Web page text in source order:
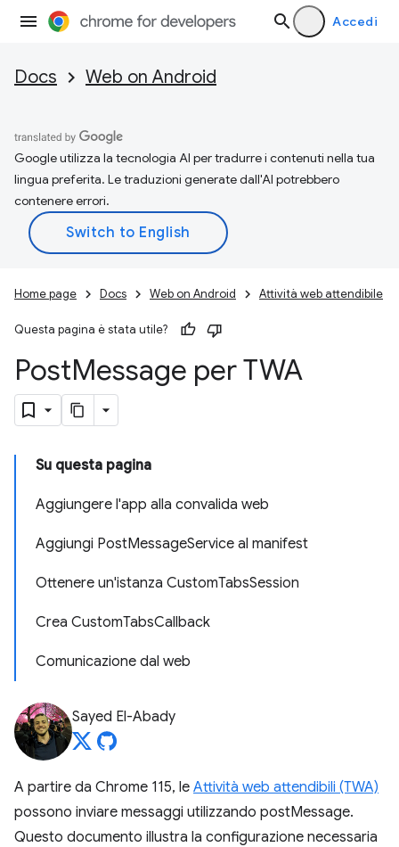
Accedi
Docs Web on Android
Google utilizza la tecnologia AI per tradurre i contenuti nella tua
lingua preferita. Le traduzioni generate dall'AI potrebbero
contenere errori.
Home page Docs Web on Android Attività web attendibile
Questa pagina è stata utile?
PostMessage per TWA
Su questa pagina
Aggiungere l'app alla convalida web
Aggiungi PostMessageService al manifest
Ottenere un'istanza CustomTabsSession
Crea CustomTabsCallback
Comunicazione dal web
Sayed El-Abady
A partire da Chrome 115, le Attività web attendibili (TWA)
possono inviare messaggi utilizzando postMessage.
Questo documento illustra la configurazione necessaria